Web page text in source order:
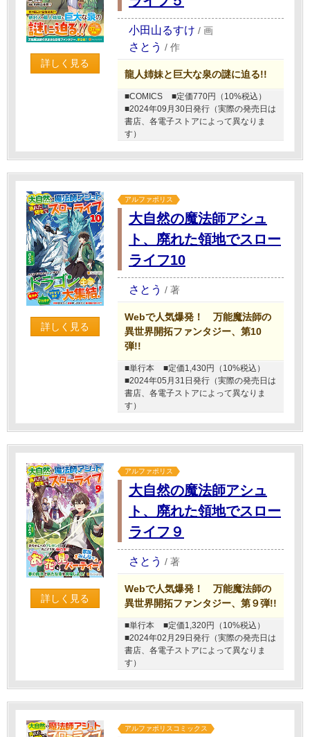
詳しく見る
小田山るすけ / 画
さとう / 作
龍人姉妹と巨大な泉の謎に迫る!!
■COMICS
■定価770円（10%税込）
■2024年09月30日発行（実際の発売日は
書店、各電子ストアによって異なりま
す）
詳しく見る
アルファポリス
大自然の魔法師アシュ
ト、廃れた領地でスロー
ライフ10
さとう / 著
Webで人気爆発！ 万能魔法師の
異世界開拓ファンタジー、第10
弾!!
■単行本
■定価1,430円（10%税込）
■2024年05月31日発行（実際の発売日は
書店、各電子ストアによって異なりま
す）
詳しく見る
アルファポリス
大自然の魔法師アシュ
ト、廃れた領地でスロー
ライフ９
さとう / 著
Webで人気爆発！ 万能魔法師の
異世界開拓ファンタジー、第９弾!!
■単行本
■定価1,320円（10%税込）
■2024年02月29日発行（実際の発売日は
書店、各電子ストアによって異なりま
す）
アルファポリスコミックス